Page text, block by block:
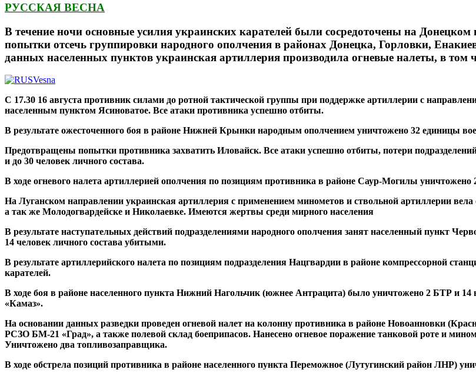
РУССКАЯ ВЕСНА
В течение ночи основные усилия украинских карателей были сосредоточены на
попытки отсечь группировки народного ополчения в районах Донецка, Горловки,
данных населенных пунктов украинская артиллерия производила огневые налеты, в том
С 17.30 16 августа противник силами до ротной тактической группы при поддержке артиллерии с
населенным пунктом Ясиноватое. Все атаки противника успешно отбиты.
В результате ожесточенного боя в районе Нижней Крынки народным ополчением уничтожено 32 единицы
Предотвращены попытки противника захватить Иловайск. Все атаки успешно отбиты, потери
и до 30 человек личного состава.
В ходе огневого налета артиллерией ополчения по позициям противника в районе Саур-Могилы уничтожено
На Луганском направлении украинская артиллерия с применением минометов и ствольной артиллерии
а так же Молодогвардейске и Николаевке. Имеются жертвы среди мирного населения
В результате наступательных действий подразделениями народного ополчения занят населенный пункт
14 человек личного состава убитыми.
В результате артиллерийского налета по позициям подразделения Нацгвардии в районе компрессорной
карателей.
В ходе боя в районе населенного пункта Нижний Нагольчик (южнее Антрацита) было уничтожено 2 БТР и
«Камаз».
На основании данных разведки проведен огневой налет на колонну противника в районе Новоанновки
РСЗО БМ-21 «Град», а также полевой склад боеприпасов. Нанесено огневое поражение танковой роте и
Уничтожено два топливозаправщика.
В ходе обстрела позиций противника в районе населенного пункта Переможное (Лутугинский район ЛНР)